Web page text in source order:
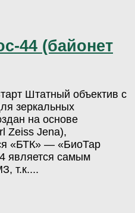
44 (байонет
Штатный объектив с
зеркальных
на основе
Zeiss Jena),
«БТК» — «БиоТар
является самым
т.к....